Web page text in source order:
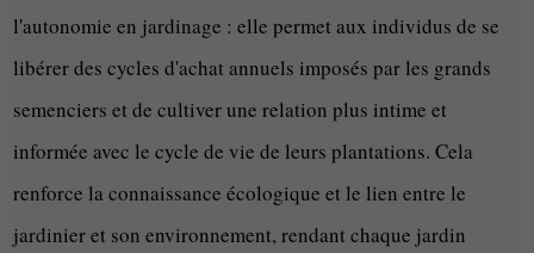
l'autonomie en jardinage : elle permet aux individus de se
libérer des cycles d'achat annuels imposés par les grands
semenciers et de cultiver une relation plus intime et
informée avec le cycle de vie de leurs plantations. Cela
renforce la connaissance écologique et le lien entre le
jardinier et son environnement, rendant chaque jardin